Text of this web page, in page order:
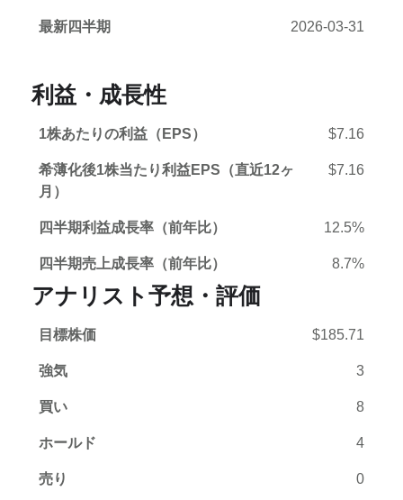
最新四半期 2026-03-31
利益・成長性
1株あたりの利益（EPS） $7.16
希薄化後1株当たり利益EPS（直近12ヶ
月）
$7.16
四半期利益成長率（前年比） 12.5%
四半期売上成長率（前年比） 8.7%
アナリスト予想・評価
目標株価 $185.71
強気 3
買い 8
ホールド 4
売り 0